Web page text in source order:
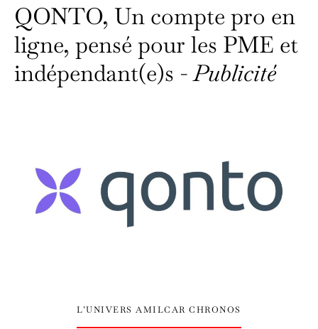
QONTO, Un compte pro en
ligne, pensé pour les PME et
indépendant(e)s -Publicité
L’UNIVERS AMILCAR CHRONOS